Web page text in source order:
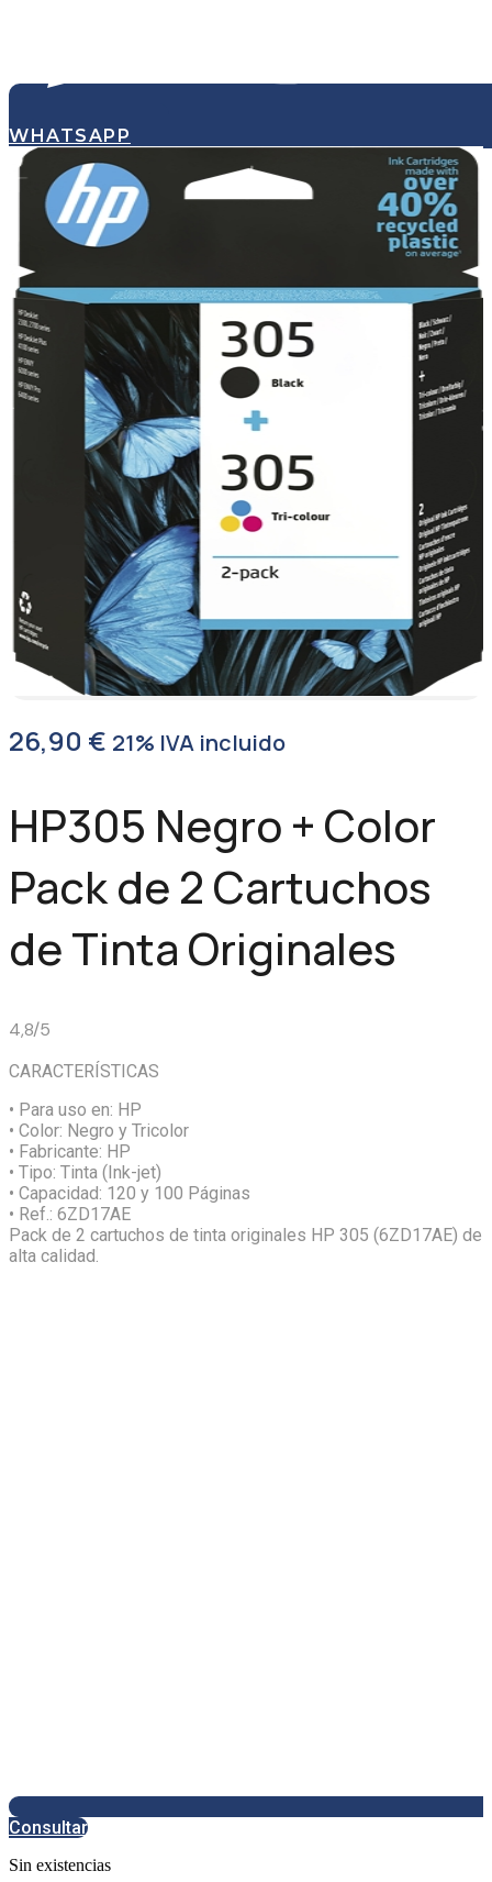
WHATSAPP
26,90 € 21% IVA incluido
HP305 Negro + Color
Pack de 2 Cartuchos
de Tinta Originales
4,8/5
CARACTERÍSTICAS
• Para uso en: HP
• Color: Negro y Tricolor
• Fabricante: HP
• Tipo: Tinta (Ink-jet)
• Capacidad: 120 y 100 Páginas
• Ref.: 6ZD17AE
Pack de 2 cartuchos de tinta originales HP 305 (6ZD17AE) de
alta calidad.
Consultar
Sin existencias